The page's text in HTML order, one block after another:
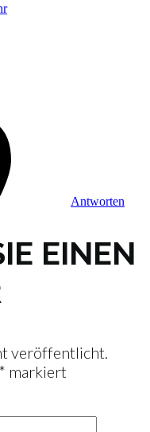
Antworten
EINEN
veröffentlicht.
* markiert